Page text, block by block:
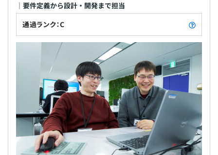
｜要件定義から設計・開発まで担当
通過ランク：C